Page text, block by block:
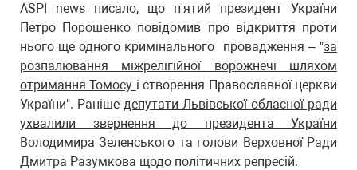
ASPI news писало, що п'ятий президент України
Петро Порошенко повідомив про відкриття проти
нього ще одного кримінального провадження – "за
розпалювання міжрелігійної ворожнечі шляхом
отримання Томосу і створення Православної церкви
України". Раніше депутати Львівської обласної ради
ухвалили звернення до президента України
Володимира Зеленського та голови Верховної Ради
Дмитра Разумкова щодо політичних репресій.